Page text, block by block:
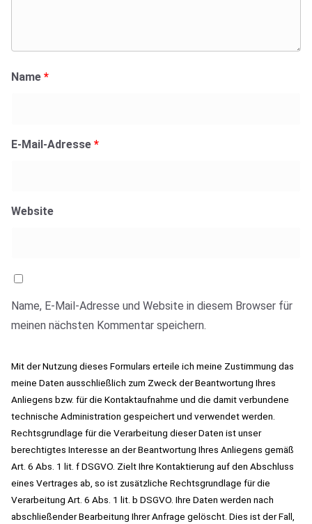
Name *
E-Mail-Adresse *
Website
Name, E-Mail-Adresse und Website in diesem Browser für
meinen nächsten Kommentar speichern.
Mit der Nutzung dieses Formulars erteile ich meine Zustimmung das
meine Daten ausschließlich zum Zweck der Beantwortung Ihres
Anliegens bzw. für die Kontaktaufnahme und die damit verbundene
technische Administration gespeichert und verwendet werden.
Rechtsgrundlage für die Verarbeitung dieser Daten ist unser
berechtigtes Interesse an der Beantwortung Ihres Anliegens gemäß
Art. 6 Abs. 1 lit. f DSGVO. Zielt Ihre Kontaktierung auf den Abschluss
eines Vertrages ab, so ist zusätzliche Rechtsgrundlage für die
Verarbeitung Art. 6 Abs. 1 lit. b DSGVO. Ihre Daten werden nach
abschließender Bearbeitung Ihrer Anfrage gelöscht. Dies ist der Fall,